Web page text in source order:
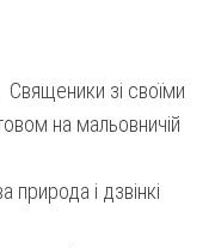
зі своїми
на мальовничій
і дзвінкі